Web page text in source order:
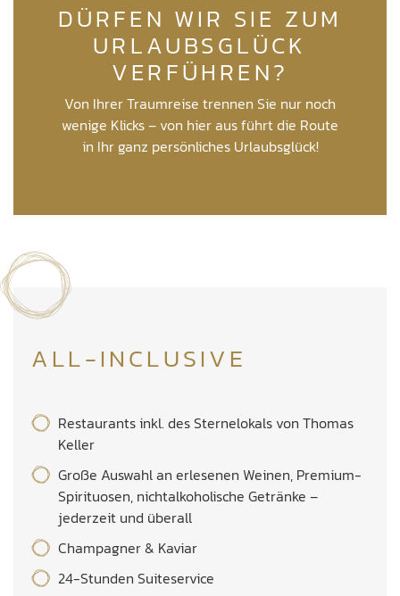
DÜRFEN WIR SIE ZUM
URLAUBSGLÜCK
VERFÜHREN?
Von Ihrer Traumreise trennen Sie nur noch
wenige Klicks – von hier aus führt die Route
in Ihr ganz persönliches Urlaubsglück!
ALL-INCLUSIVE
Restaurants inkl. des Sternelokals von Thomas
Keller
Große Auswahl an erlesenen Weinen, Premium-
Spirituosen, nichtalkoholische Getränke –
jederzeit und überall
Champagner & Kaviar
24-Stunden Suiteservice